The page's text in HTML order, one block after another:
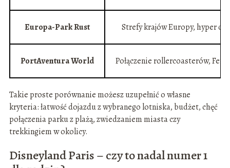
Europa-Park Rust Strefy krajów Europy, hyper
PortAventura World Połączenie rollercoasterów,
Takie proste porównanie możesz uzupełnić o własne
kryteria: łatwość dojazdu z wybranego lotniska, budżet, chęć
połączenia parku z plażą, zwiedzaniem miasta czy
trekkingiem w okolicy.
Disneyland Paris – czy to nadal numer 1